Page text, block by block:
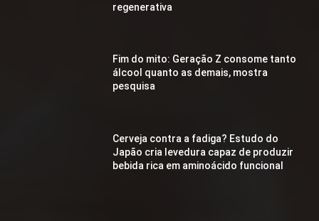
regenerativa
Fim do mito: Geração Z consome tanto
álcool quanto as demais, mostra
pesquisa
Cerveja contra a fadiga? Estudo do
Japão cria levedura capaz de produzir
bebida rica em aminoácido funcional